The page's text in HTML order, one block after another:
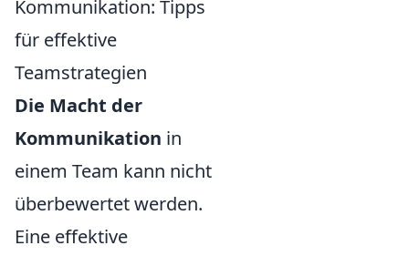
Kommunikation: Tipps
für effektive
Teamstrategien
Die Macht der
Kommunikation in
einem Team kann nicht
überbewertet werden.
Eine effektive